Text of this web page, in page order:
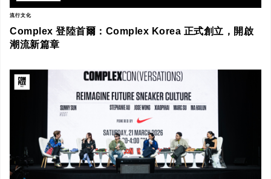
流行文化
Complex 登陸首爾：Complex Korea 正式創立，開啟
潮流新篇章